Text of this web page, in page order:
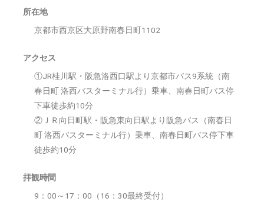
所在地
京都市西京区大原野南春日町1102
アクセス
①JR桂川駅・阪急洛西口駅より京都市バス9系統（南
春日町 洛西バスターミナル行）乗車、南春日町バス停
下車徒歩約10分
②ＪＲ向日町駅・阪急東向日駅より阪急バス（南春日
町 洛西バスターミナル行）乗車、南春日町バス停下車
徒歩約10分
拝観時間
9：00～17：00（16：30最終受付）